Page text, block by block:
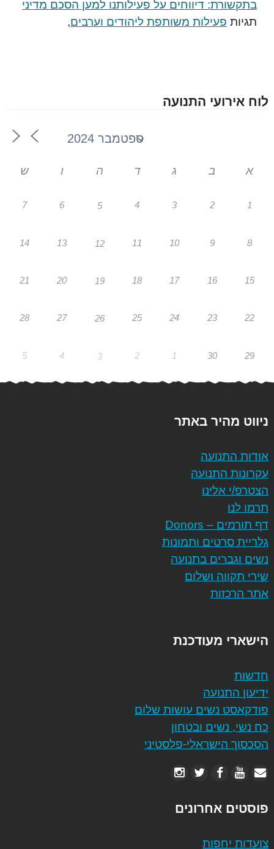
בתקשורת: דיווחים על פעילותנו למען הסכם מדיני
תגיות פעילות משותפת ליהודים וערבים,
לוח אירועי התנועה
א ב ג ד ה ו ש
1
2
3
4
5
6
7
8
9
10
11
12
13
14
15
16
17
18
19
20
21
22
23
24
25
26
27
28
29
30
1
2
3
4
5
ניווט מהיר באתר
אודות התנועה
עקרונות התנועה
הצטרפ/י אלינו
תרמו לנו
דף תורמים – Donors
גלריית סרטים ותמונות
נשים וגברים בתנועה
שירי תקווה ושלום
אתר הרכזות
הישארי מעודכנת
חדשות
ידיעון התנועה
פודקאסט נשים עושות שלום
כח נשי, נשים ובטחון
הסכסוך הישראלי-פלסטיני
פוסטים אחרונים
צועדות יחפות